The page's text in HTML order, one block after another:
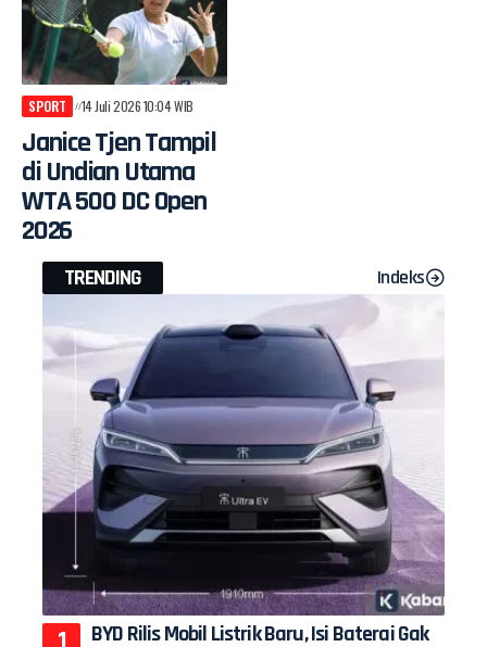
SPORT 14 Juli 2026 10:04 WIB
Janice Tjen Tampil
di Undian Utama
WTA 500 DC Open
2026
TRENDING Indeks
BYD Rilis Mobil Listrik Baru, Isi Baterai Gak